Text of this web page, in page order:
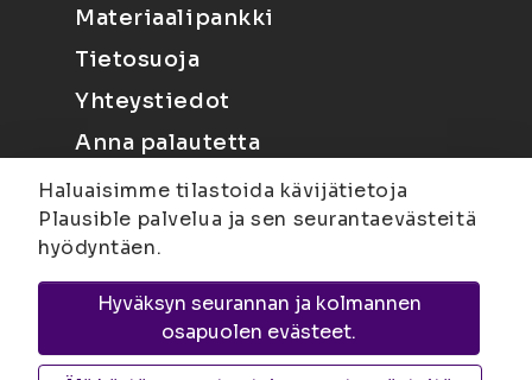
Materiaalipankki
Tietosuoja
Yhteystiedot
Anna palautetta
Joensuu
Suvantokatu 6, 80100 Joensuu |
KuopioYliopistonranta 15, PL 1627, 70211
Haluaisimme tilastoida kävijätietoja
Plausible palvelua ja sen seurantaevästeitä
hyödyntäen.
Hyväksyn seurannan ja kolmannen
osapuolen evästeet.